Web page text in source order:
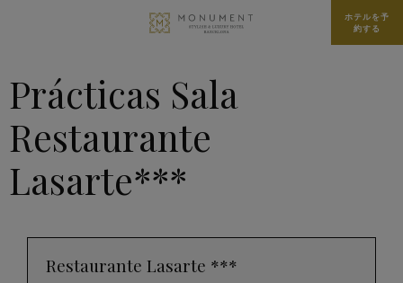
ホテルを予
約する
Prácticas Sala
Restaurante
Lasarte***
Restaurante Lasarte ***